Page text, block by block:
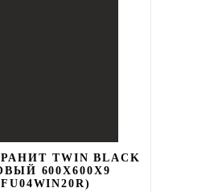
TWIN BLACK
600X600X9